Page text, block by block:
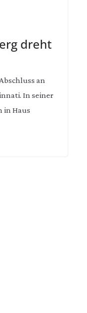
dreht
an
In seiner
in Haus